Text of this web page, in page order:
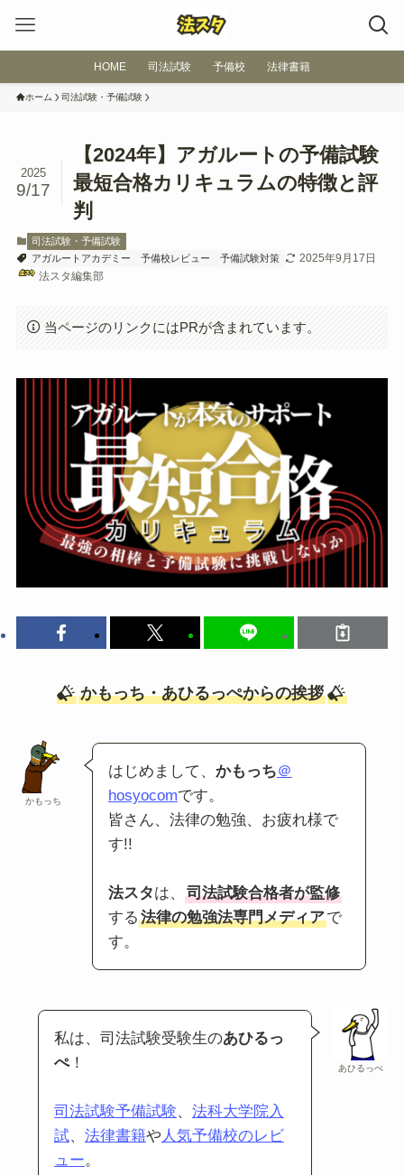
HOME 司法試験 予備校 法律書籍
ホーム 司法試験・予備試験
【2024年】アガルートの予備試験
最短合格カリキュラムの特徴と評
判
2025
9/17
司法試験・予備試験
アガルートアカデミー
予備校レビュー 予備試験対策
2025年9月17日
法スタ編集部
当ページのリンクにはPRが含まれています。
かもっち・あひるっぺからの挨拶
かもっち
はじめまして、 かもっち＠
hosyocomです。
皆さん、法律の勉強、お疲れ様で
す!!
法スタは、
司法試験合格者が監修
する 法律の勉強法専門メディアで
す。
あひるっぺ
私は、司法試験受験生のあひるっ
ぺ！
司法試験予備試験、 法科大学院入
試、 法律書籍や 人気予備校のレビ
ュー。